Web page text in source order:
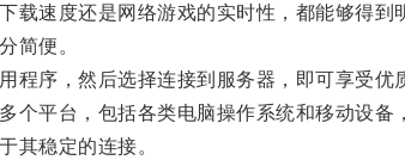
速度还是网络游戏的实时性，都能够得到
简便。
序，然后选择连接到服务器，即可享受优
平台，包括各类电脑操作系统和移动设备
稳定的连接。